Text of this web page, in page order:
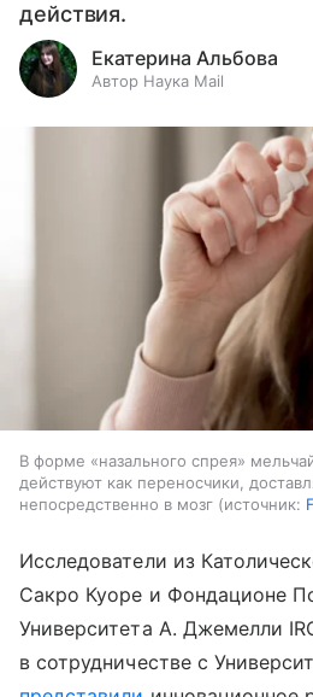
действия.
Екатерина Альбова
Автор Наука Mail
В форме «назального спрея»
действуют как переносчики,
непосредственно в мозг
источник:
Исследователи из
Сакро Куоре и Фондационе
Университета А. Джемелли
в сотрудничестве с